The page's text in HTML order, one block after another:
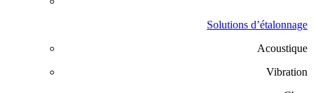
Solutions d’étalonnage
Acoustique
Vibration